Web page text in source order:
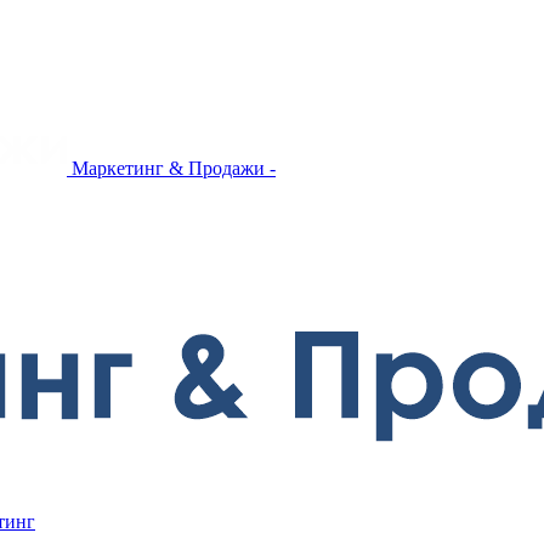
Маркетинг & Продажи -